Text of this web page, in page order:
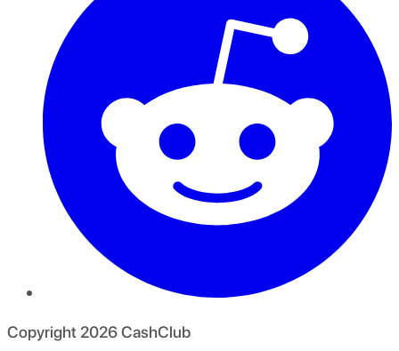
Copyright 2026CashClub